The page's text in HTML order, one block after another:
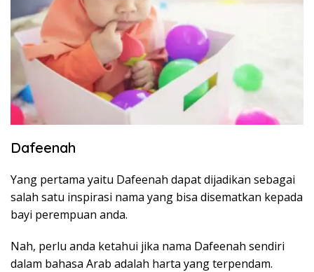
Dafeenah
Yang pertama yaitu Dafeenah dapat dijadikan sebagai
salah satu inspirasi nama yang bisa disematkan kepada
bayi perempuan anda.
Nah, perlu anda ketahui jika nama Dafeenah sendiri
dalam bahasa Arab adalah harta yang terpendam.